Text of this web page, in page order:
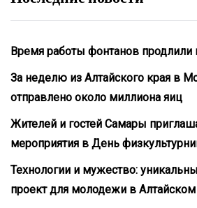
Время работы фонтанов продлили
За неделю из Алтайского края в
отправлено около миллиона яиц
Жителей и гостей Самары
мероприятия в День
Технологии и мужество:
проект для молодежи в